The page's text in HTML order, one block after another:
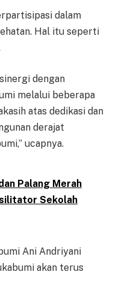
dalam
Hal itu seperti
dengan
melalui beberapa
atas dedikasi dan
derajat
ucapnya.
Palang Merah
Sekolah
Ani Andriyani
akan terus